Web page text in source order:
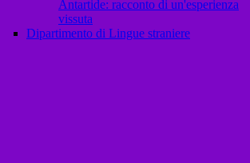
Antartide: racconto di un'esperienza
vissuta
Dipartimento di Lingue straniere